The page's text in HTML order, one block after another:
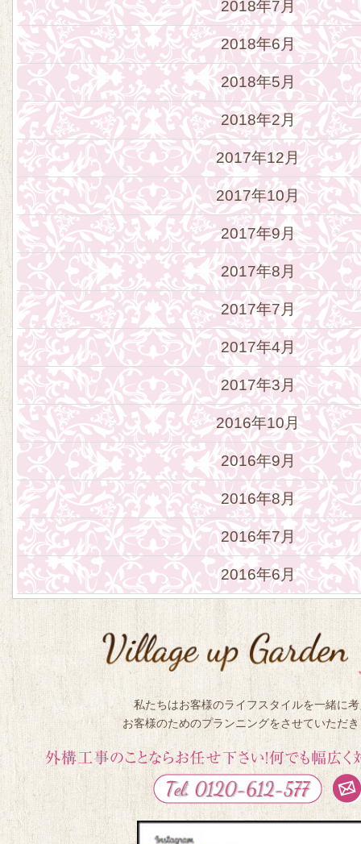
2018年7月
2018年6月
2018年5月
2018年2月
2017年12月
2017年10月
2017年9月
2017年8月
2017年7月
2017年4月
2017年3月
2016年10月
2016年9月
2016年8月
2016年7月
2016年6月
私たちはお客様のライフスタイルを一緒に
お客様のためのプランニングをさせていただ